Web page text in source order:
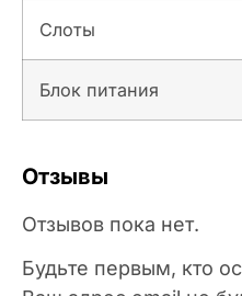
Слоты
Блок питания
Отзывы
Отзывов пока нет.
Будьте первым, кто